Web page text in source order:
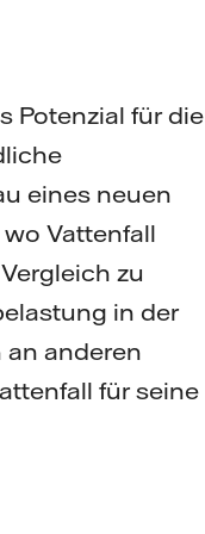
Potenzial für die
eines neuen
Vattenfall
zu
in der
anderen
für seine